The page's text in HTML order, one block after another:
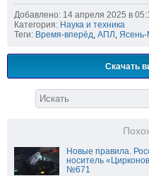
Добавлено: 14 апреля 2025 в
Категория: Наука и техника
Теги: Время-вперёд, АПЛ , Ясень-
Скачать
Новые правила.
носитель
№671